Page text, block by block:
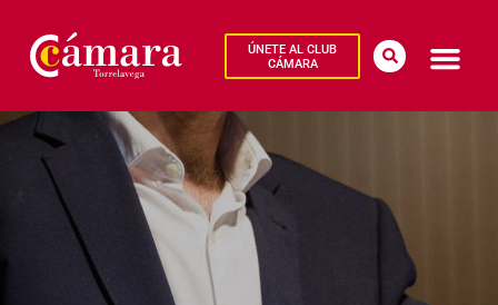
ÚNETE AL CLUB
CÁMARA